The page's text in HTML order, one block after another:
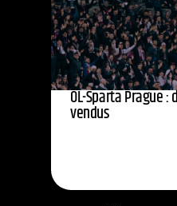
OL-Sparta Prague
vendus